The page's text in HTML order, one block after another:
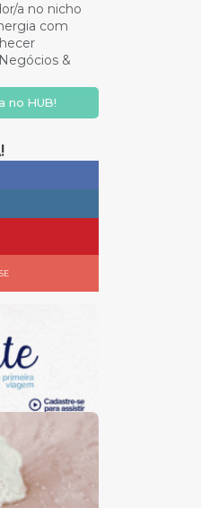
a no nicho
com
&
no HUB!